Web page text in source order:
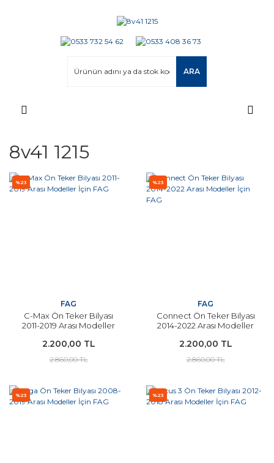
ARA
8v41 1215
%23
FAG
C-Max Ön Teker Bilyası
2011-2019 Arası Modeller
2.200,00 TL
2.860,00 TL
%23
FAG
Connect Ön Teker Bilyası
2014-2022 Arası Modeller
2.200,00 TL
2.860,00 TL
%23 %23